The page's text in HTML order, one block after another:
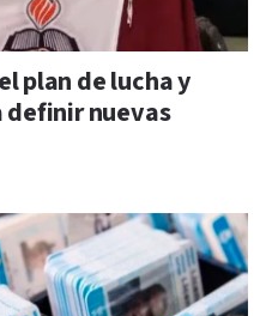
plan de lucha y
definir nuevas